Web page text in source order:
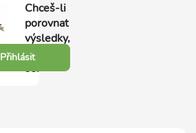
Chceš-li
porovnat
výsledky,
přihlas
se.
Přihlásit